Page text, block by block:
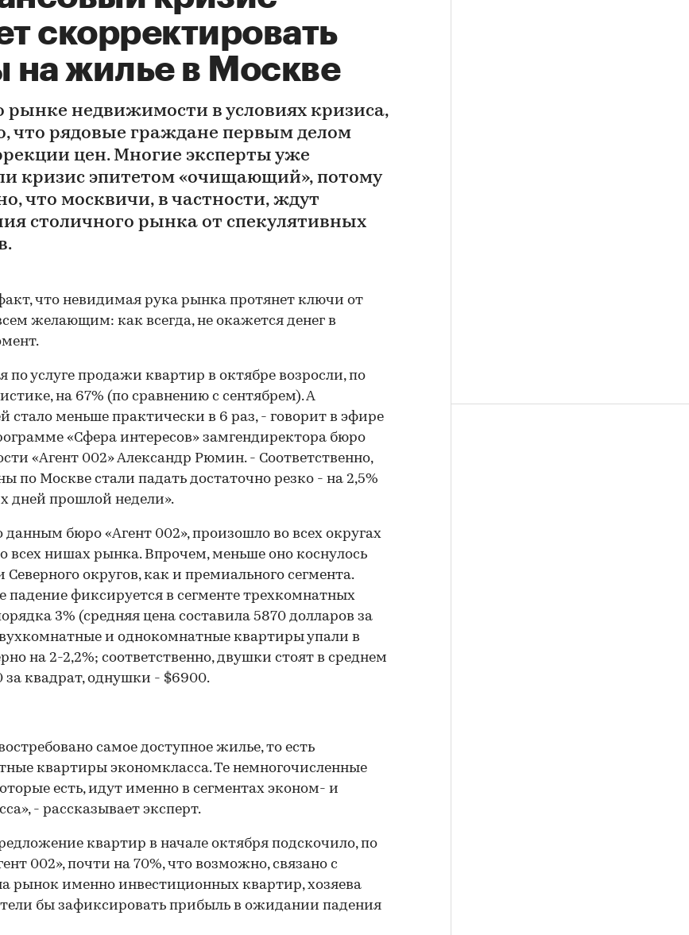
скорректировать
на жилье в Москве
рынке недвижимости в условиях кризиса,
что рядовые граждане первым делом
цен. Многие эксперты уже
кризис эпитетом «очищающий», потому
что москвичи, в частности, ждут
столичного рынка от спекулятивных
что невидимая рука рынка протянет ключи от
желающим: как всегда, не окажется денег в
по услуге продажи квартир в октябре возросли, по
на 67% (по сравнению с сентябрем). А
стало меньше практически в 6 раз, - говорит в эфире
«Сфера интересов» замгендиректора бюро
«Агент 002» Александр Рюмин. - Соответственно,
по Москве стали падать достаточно резко - на 2,5%
дней прошлой недели».
данным бюро «Агент 002», произошло во всех округах
всех нишах рынка. Впрочем, меньше оно коснулось
Северного округов, как и премиального сегмента.
падение фиксируется в сегменте трехкомнатных
3% (средняя цена составила 5870 долларов за
и однокомнатные квартиры упали в
на 2-2,2%; соответственно, двушки стоят в среднем
за квадрат, однушки - $6900.
самое доступное жилье, то есть
квартиры экономкласса. Те немногочисленные
есть, идут именно в сегментах эконом- и
- рассказывает эксперт.
квартир в начале октября подскочило, по
002», почти на 70%, что возможно, связано с
рынок именно инвестиционных квартир, хозяева
бы зафиксировать прибыль в ожидании падения